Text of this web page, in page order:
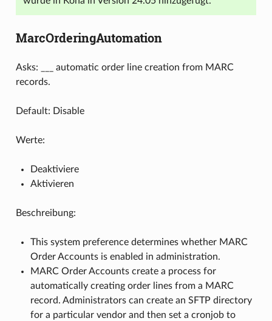
MarcOrderingAutomation
Asks: ___ automatic order line creation from MARC
records.
Default: Disable
Werte:
Deaktiviere
Aktivieren
Beschreibung:
This system preference determines whether MARC
Order Accounts is enabled in administration.
MARC Order Accounts create a process for
automatically creating order lines from a MARC
record. Administrators can create an SFTP directory
for a particular vendor and then set a cronjob to